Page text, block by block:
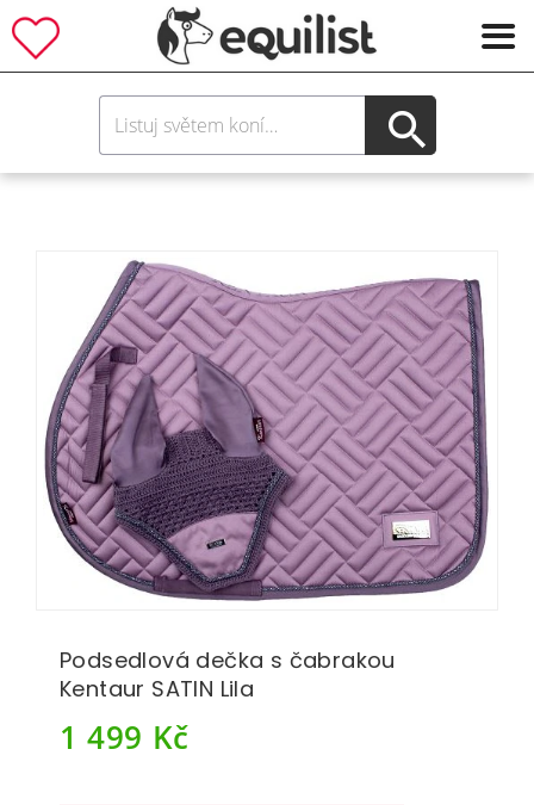
Podsedlová dečka s čabrakou
Kentaur SATIN Lila
1 499 Kč